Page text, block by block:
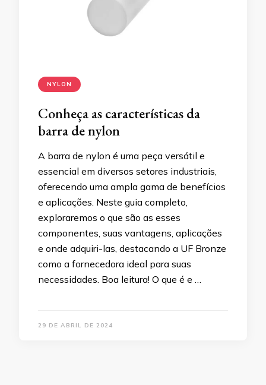
NYLON
Conheça as características da
barra de nylon
A barra de nylon é uma peça versátil e
essencial em diversos setores industriais,
oferecendo uma ampla gama de benefícios
e aplicações. Neste guia completo,
exploraremos o que são as esses
componentes, suas vantagens, aplicações
e onde adquiri-las, destacando a UF Bronze
como a fornecedora ideal para suas
necessidades. Boa leitura! O que é e …
29 DE ABRIL DE 2024